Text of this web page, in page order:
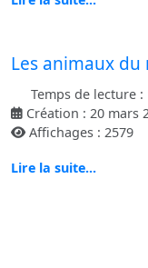
Les animaux du
Temps de lecture :
Création : 20 mars
Affichages : 2579
Lire la suite...